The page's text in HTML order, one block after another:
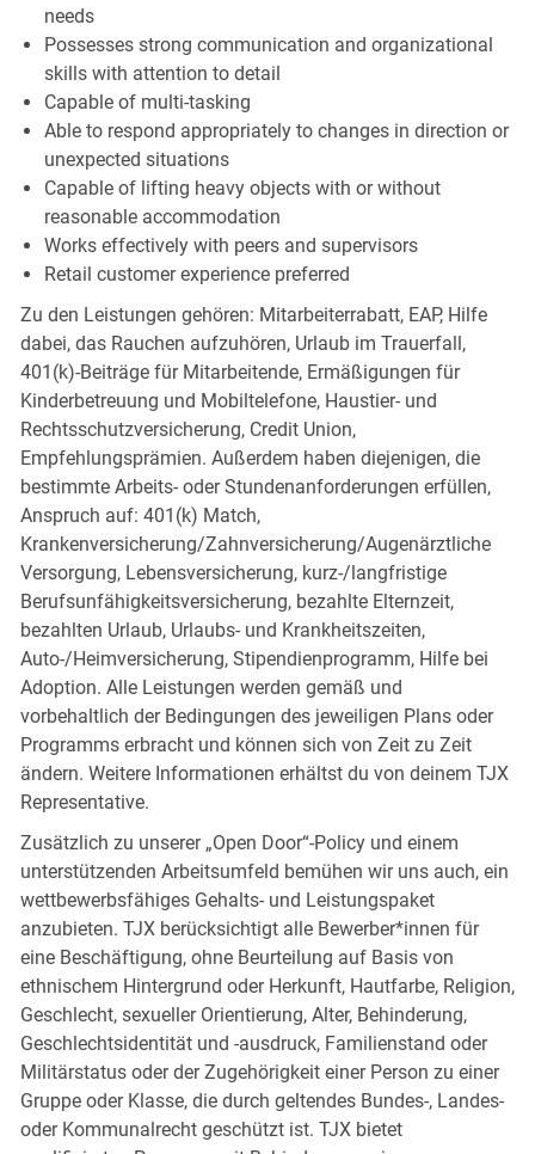
needs
Possesses strong communication and organizational
skills with attention to detail
Capable of multi-tasking
Able to respond appropriately to changes in direction or
unexpected situations
Capable of lifting heavy objects with or without
reasonable accommodation
Works effectively with peers and supervisors
Retail customer experience preferred
Zu den Leistungen gehören: Mitarbeiterrabatt, EAP, Hilfe
dabei, das Rauchen aufzuhören, Urlaub im Trauerfall,
401(k)-Beiträge für Mitarbeitende, Ermäßigungen für
Kinderbetreuung und Mobiltelefone, Haustier- und
Rechtsschutzversicherung, Credit Union,
Empfehlungsprämien. Außerdem haben diejenigen, die
bestimmte Arbeits- oder Stundenanforderungen erfüllen,
Anspruch auf: 401(k) Match,
Krankenversicherung/Zahnversicherung/Augenärztliche
Versorgung, Lebensversicherung, kurz-/langfristige
Berufsunfähigkeitsversicherung, bezahlte Elternzeit,
bezahlten Urlaub, Urlaubs- und Krankheitszeiten,
Auto-/Heimversicherung, Stipendienprogramm, Hilfe bei
Adoption. Alle Leistungen werden gemäß und
vorbehaltlich der Bedingungen des jeweiligen Plans oder
Programms erbracht und können sich von Zeit zu Zeit
ändern. Weitere Informationen erhältst du von deinem TJX
Representative.
Zusätzlich zu unserer „Open Door“-Policy und einem
unterstützenden Arbeitsumfeld bemühen wir uns auch, ein
wettbewerbsfähiges Gehalts- und Leistungspaket
anzubieten. TJX berücksichtigt alle Bewerber*innen für
eine Beschäftigung, ohne Beurteilung auf Basis von
ethnischem Hintergrund oder Herkunft, Hautfarbe, Religion,
Geschlecht, sexueller Orientierung, Alter, Behinderung,
Geschlechtsidentität und -ausdruck, Familienstand oder
Militärstatus oder der Zugehörigkeit einer Person zu einer
Gruppe oder Klasse, die durch geltendes Bundes-, Landes-
oder Kommunalrecht geschützt ist. TJX bietet